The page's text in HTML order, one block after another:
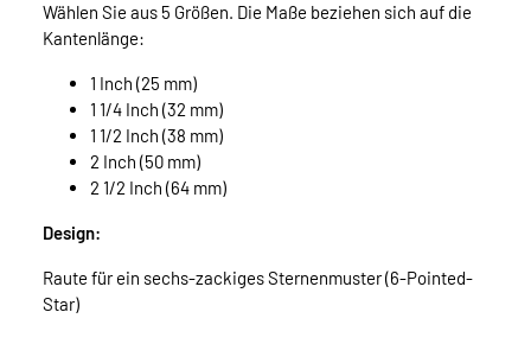
Wählen Sie aus 5 Größen. Die Maße beziehen sich auf die
Kantenlänge:
1 Inch (25 mm)
1 1/4 Inch (32 mm)
1 1/2 Inch (38 mm)
2 Inch (50 mm)
2 1/2 Inch (64 mm)
Design:
Raute für ein sechs-zackiges Sternenmuster (6-Pointed-
Star)